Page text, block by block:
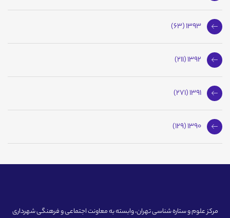
1393 (63)
1392 (211)
1391 (271)
1390 (129)
مرکز علوم و ستاره شناسی تهران، وابسته به معاونت اجتماعی و فرهنگی شهرداری